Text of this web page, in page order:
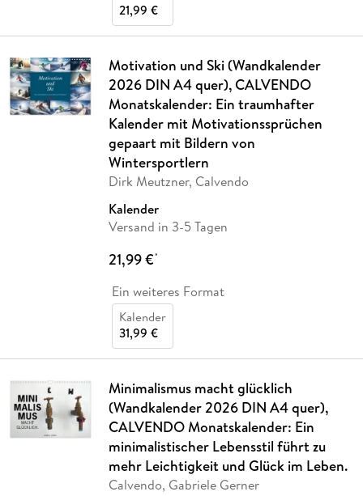
21,99 €
Motivation und Ski (Wandkalender
2026 DIN A4 quer), CALVENDO
Monatskalender: Ein traumhafter
Kalender mit Motivationssprüchen
gepaart mit Bildern von
Wintersportlern
Dirk Meutzner, Calvendo
Kalender
Versand in 3-5 Tagen
21,99 €*
Ein weiteres Format
Kalender
31,99 €
Minimalismus macht glücklich
(Wandkalender 2026 DIN A4 quer),
CALVENDO Monatskalender: Ein
minimalistischer Lebensstil führt zu
mehr Leichtigkeit und Glück im Leben.
Calvendo, Gabriele Gerner